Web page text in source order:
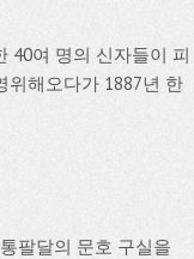
40여 명의 신자들이 피
위해오다가 1887년 한
팔달의 문호 구실을